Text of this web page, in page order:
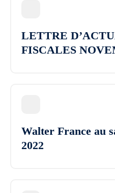
LETTRE
FISCALES
Walter France au
2022